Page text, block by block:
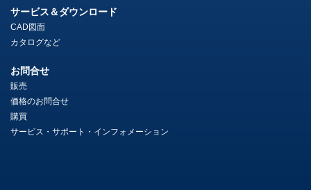
サービス＆ダウンロード
CAD図面
カタログなど
お問合せ
販売
価格のお問合せ
購買
サービス・サポート・インフォメーション